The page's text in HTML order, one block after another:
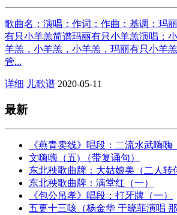
歌曲名：演唱：作词：作曲：基调：玛
有只小羊羔简谱玛丽有只小羊羔演唱：
羊羔，小羊羔，小羊羔，玛丽有只小羊
管...
详细 儿歌谱 2020-05-11
最新
《燕青卖线》唱段：二流水武嗨嗨
文嗨嗨（五) （带复诵句）
东北秧歌曲牌：大姑娘美（二人转
东北秧歌曲牌：满堂红（一）
《包公吊孝》唱段：打牙牌（一）
五更十三咳（杨金华 于晓菲演唱 那